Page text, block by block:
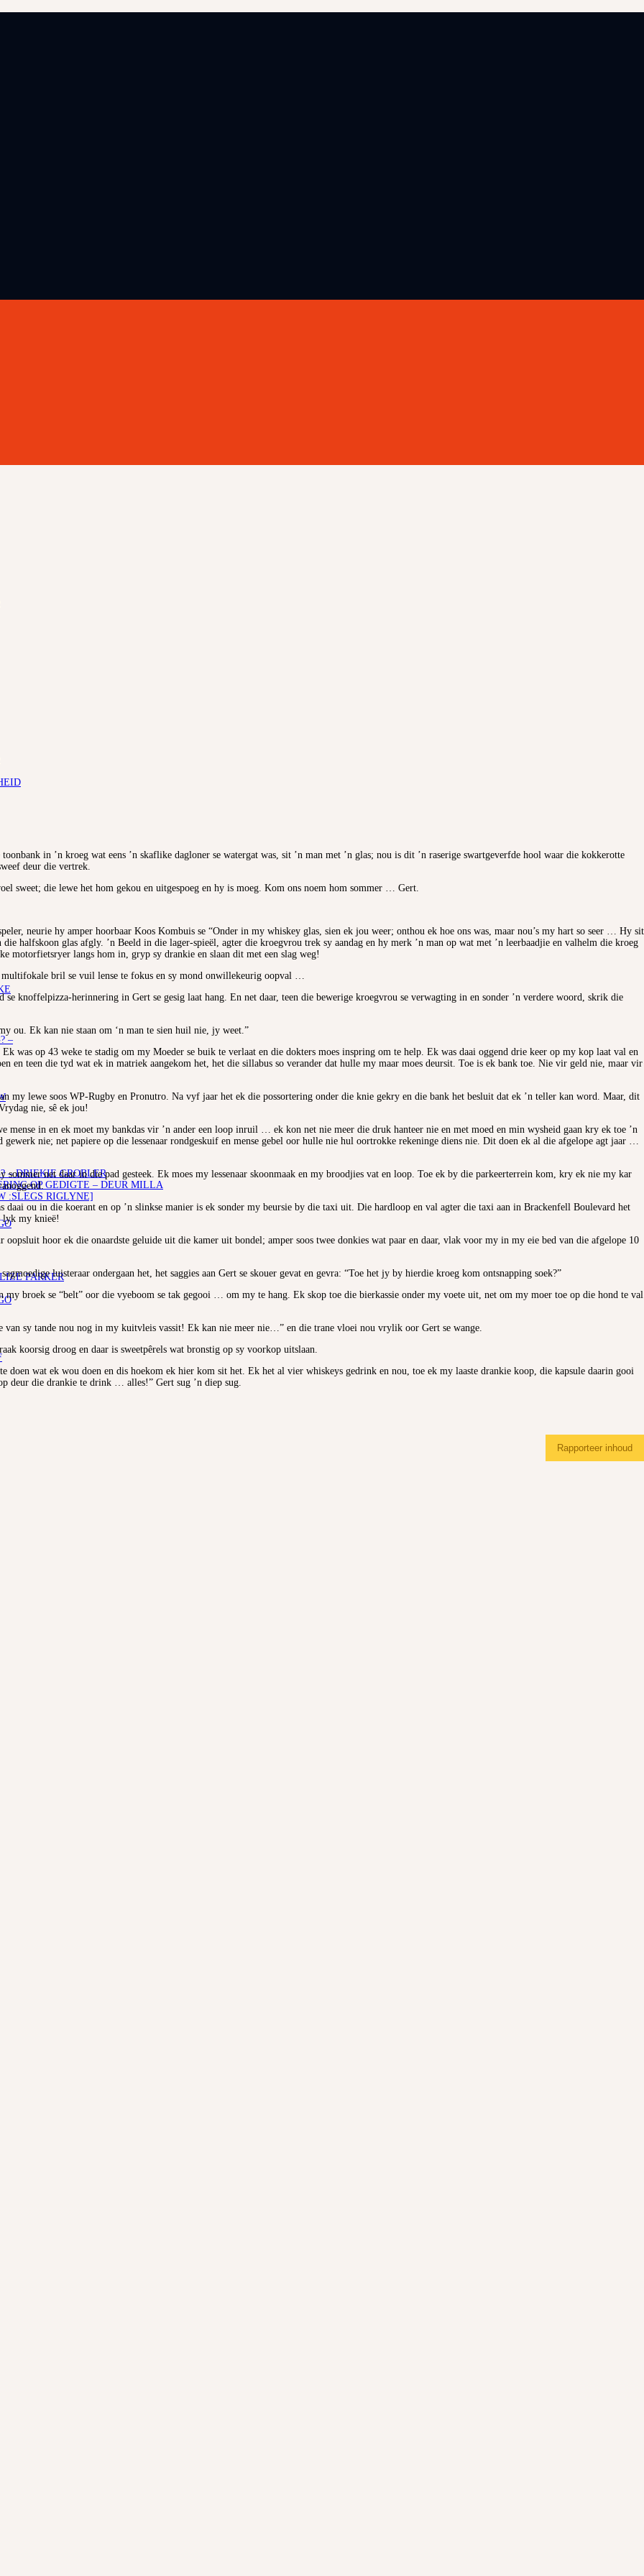
–
– DRIEKIE GROBLER
OP GEDIGTE – DEUR MILLA
:SLEGS RIGLYNE]
PARKER
in ’n kroeg wat eens ’n skaflike dagloner se watergat was, sit ’n man met ’n glas; nou is dit ’n raserige swartgeverfde hool waar die kokkerotte
deur die vertrek.
sweet; die lewe het hom gekou en uitgespoeg en hy is moeg. Kom ons noem hom sommer … Gert.
neurie hy amper hoorbaar Koos Kombuis se “Onder in my whiskey glas, sien ek jou weer; onthou ek hoe ons was, maar nou’s my hart so seer … Hy sit
halfskoon glas afgly. ’n Beeld in die lager-spieël, agter die kroegvrou trek sy aandag en hy merk ’n man op wat met ’n leerbaadjie en valhelm die kroeg
motorfietsryer langs hom in, gryp sy drankie en slaan dit met een slag weg!
bril se vuil lense te fokus en sy mond onwillekeurig oopval …
knoffelpizza-herinnering in Gert se gesig laat hang. En net daar, teen die bewerige kroegvrou se verwagting in en sonder ’n verdere woord, skrik die
ou. Ek kan nie staan om ‘n man te sien huil nie, jy weet.”
was op 43 weke te stadig om my Moeder se buik te verlaat en die dokters moes inspring om te help. Ek was daai oggend drie keer op my kop laat val en
en teen die tyd wat ek in matriek aangekom het, het die sillabus so verander dat hulle my maar moes deursit. Toe is ek bank toe. Nie vir geld nie, maar vir
my lewe soos WP-Rugby en Pronutro. Na vyf jaar het ek die possortering onder die knie gekry en die bank het besluit dat ek ’n teller kan word. Maar, dit
nie, sê ek jou!
mense in en ek moet my bankdas vir ’n ander een loop inruil … ek kon net nie meer die druk hanteer nie en met moed en min wysheid gaan kry ek toe ’n
nie; net papiere op die lessenaar rondgeskuif en mense gebel oor hulle nie hul oortrokke rekeninge diens nie. Dit doen ek al die afgelope agt jaar …
sommer net daar in die pad gesteek. Ek moes my lessenaar skoonmaak en my broodjies vat en loop. Toe ek by die parkeerterrein kom, kry ek nie my kar
ou in die koerant en op ’n slinkse manier is ek sonder my beursie by die taxi uit. Die hardloop en val agter die taxi aan in Brackenfell Boulevard het
lyk my knieë!
hoor ek die onaardste geluide uit die kamer uit bondel; amper soos twee donkies wat paar en daar, vlak voor my in my eie bed van die afgelope 10
luisteraar ondergaan het, het saggies aan Gert se skouer gevat en gevra: “Toe het jy by hierdie kroeg kom ontsnapping soek?”
my broek se “belt” oor die vyeboom se tak gegooi … om my te hang. Ek skop toe die bierkassie onder my voete uit, net om my moer toe op die hond te val
van sy tande nou nog in my kuitvleis vassit! Ek kan nie meer nie…” en die trane vloei nou vrylik oor Gert se wange.
koorsig droog en daar is sweetpêrels wat bronstig op sy voorkop uitslaan.
wat ek wou doen en dis hoekom ek hier kom sit het. Ek het al vier whiskeys gedrink en nou, toe ek my laaste drankie koop, die kapsule daarin gooi
deur die drankie te drink … alles!” Gert sug ’n diep sug.
Rapporteer inhoud